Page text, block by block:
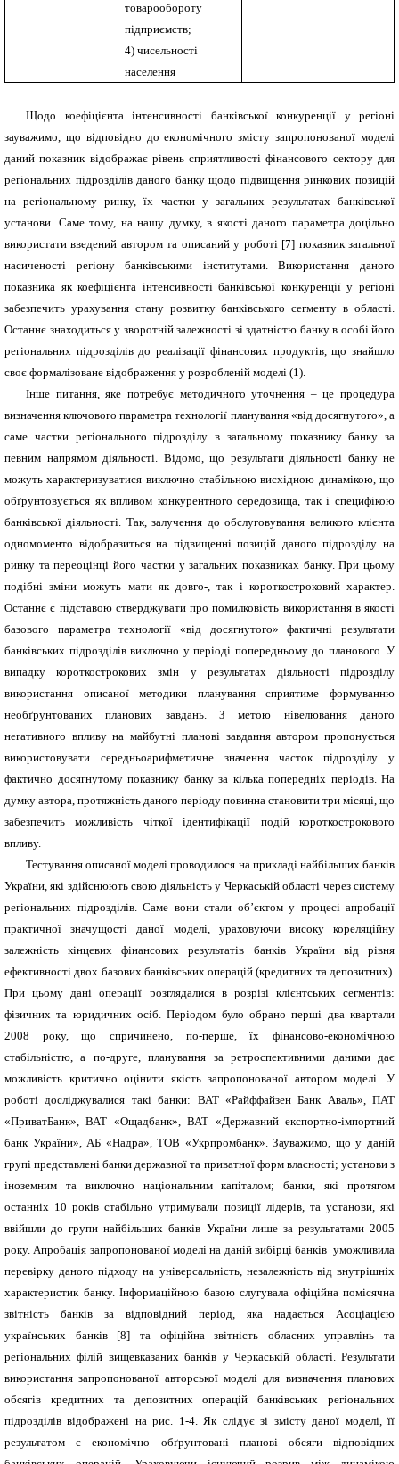
товарообороту
підприємств;
4) чисельності
населення
Щодо коефіцієнта інтенсивності банківської конкуренції у регіоні
зауважимо, що відповідно до економічного змісту запропонованої моделі
даний показник відображає рівень сприятливості фінансового сектору для
регіональних підрозділів даного банку щодо підвищення ринкових позицій
на регіональному ринку, їх частки у загальних результатах банківської
установи. Саме тому, на нашу думку, в якості даного параметра доцільно
використати введений автором та описаний у роботі [7] показник загальної
насиченості регіону банківськими інститутами. Використання даного
показника як коефіцієнта інтенсивності банківської конкуренції у регіоні
забезпечить урахування стану розвитку банківського сегменту в області.
Останнє знаходиться у зворотній залежності зі здатністю банку в особі його
регіональних підрозділів до реалізації фінансових продуктів, що знайшло
своє формалізоване відображення у розробленій моделі (1).
Інше питання, яке потребує методичного уточнення – це процедура
визначення ключового параметра технології планування «від досягнутого», а
саме частки регіонального підрозділу в загальному показнику банку за
певним напрямом діяльності. Відомо, що результати діяльності банку не
можуть характеризуватися виключно стабільною висхідною динамікою, що
обґрунтовується як впливом конкурентного середовища, так і специфікою
банківської діяльності. Так, залучення до обслуговування великого клієнта
одномоменто відобразиться на підвищенні позицій даного підрозділу на
ринку та переоцінці його частки у загальних показниках банку. При цьому
подібні зміни можуть мати як довго-, так і короткостроковий характер.
Останнє є підставою стверджувати про помилковість використання в якості
базового параметра технології «від досягнутого» фактичні результати
банківських підрозділів виключно у періоді попередньому до планового. У
випадку короткострокових змін у результатах діяльності підрозділу
використання описаної методики планування сприятиме формуванню
необґрунтованих планових завдань. З метою нівелювання даного
негативного впливу на майбутні планові завдання автором пропонується
використовувати середньоарифметичне значення часток підрозділу у
фактично досягнутому показнику банку за кілька попередніх періодів. На
думку автора, протяжність даного періоду повинна становити три місяці, що
забезпечить можливість чіткої ідентифікації подій короткострокового
впливу.
Тестування описаної моделі проводилося на прикладі найбільших банків
України, які здійснюють свою діяльність у Черкаській області через систему
регіональних підрозділів. Саме вони стали об’єктом у процесі апробації
практичної значущості даної моделі, ураховуючи високу кореляційну
залежність кінцевих фінансових результатів банків України від рівня
ефективності двох базових банківських операцій (кредитних та депозитних).
При цьому дані операції розглядалися в розрізі клієнтських сегментів:
фізичних та юридичних осіб. Періодом було обрано перші два квартали
2008 року, що спричинено, по-перше, їх фінансово-економічною
стабільністю, а по-друге, планування за ретроспективними даними дає
можливість критично оцінити якість запропонованої автором моделі. У
роботі досліджувалися такі банки: ВАТ «Райффайзен Банк Аваль», ПАТ
«ПриватБанк», ВАТ «Ощадбанк», ВАТ «Державний експортно-імпортний
банк України», АБ «Надра», ТОВ «Укрпромбанк». Зауважимо, що у даній
групі представлені банки державної та приватної форм власності; установи з
іноземним та виключно національним капіталом; банки, які протягом
останніх 10 років стабільно утримували позиції лідерів, та установи, які
ввійшли до групи найбільших банків України лише за результатами 2005
року. Апробація запропонованої моделі на даній вибірці банків уможливила
перевірку даного підходу на універсальність, незалежність від внутрішніх
характеристик банку. Інформаційною базою слугувала офіційна помісячна
звітність банків за відповідний період, яка надається Асоціацією
українських банків [8] та офіційна звітність обласних управлінь та
регіональних філій вищевказаних банків у Черкаській області. Результати
використання запропонованої авторської моделі для визначення планових
обсягів кредитних та депозитних операцій банківських регіональних
підрозділів відображені на рис. 1-4. Як слідує зі змісту даної моделі, її
результатом є економічно обґрунтовані планові обсяги відповідних